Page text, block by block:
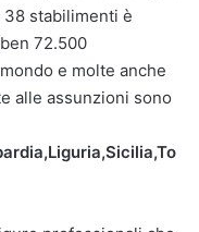
38 stabilimenti è
72.500
e molte anche
alle assunzioni sono